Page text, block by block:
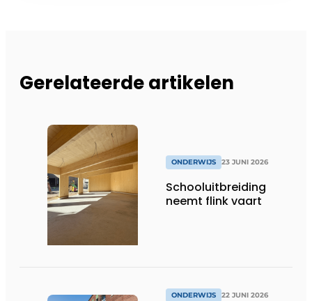
Gerelateerde artikelen
ONDERWIJS 23 JUNI 2026
Schooluitbreiding
neemt flink vaart
ONDERWIJS 22 JUNI 2026